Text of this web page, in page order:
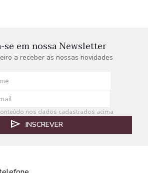
se em nossa Newsletter
a receber as nossas novidades
nos dados cadastrados acima
INSCREVER